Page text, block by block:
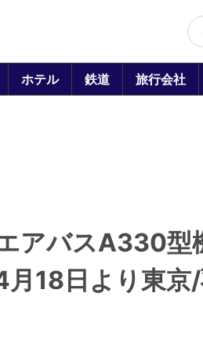
ホテル 鉄道 旅行会社
アバスA330型
18日より東京/